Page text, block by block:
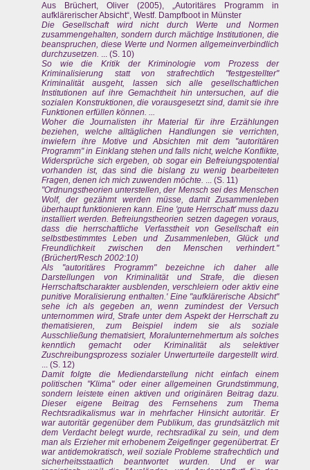
Aus Brüchert, Oliver (2005), „Autoritäres Programm in
aufklärerischer Absicht“, Westf. Dampfboot in Münster
Die Gesellschaft wird nicht durch Werte und Normen
zusammengehalten, sondern durch mächtige Institutionen, die
beanspruchen, diese Werte und Normen allgemeinverbindlich
durchzusetzen. ... (S. 10)
So wie die Kritik der Kriminologie vom Prozess der
Kriminalisierung statt von strafrechtlich "festgestellter"
Kriminalität ausgeht, lassen sich alle gesellschaftlichen
Institutionen auf ihre Gemachtheit hin untersuchen, auf die
sozialen Konstruktionen, die vorausgesetzt sind, damit sie ihre
Funktionen erfüllen können. ...
Woher die Journalisten ihr Material für ihre Erzählungen
beziehen, welche alltäglichen Handlungen sie verrichten,
inwiefern ihre Motive und Absichten mit dem "autoritären
Programm" in Einklang stehen und falls nicht, welche Konflikte,
Widersprüche sich ergeben, ob sogar ein Befreiungspotential
vorhanden ist, das sind die bislang zu wenig bearbeiteten
Fragen, denen ich mich zuwenden möchte. ... (S. 11)
"Ordnungstheorien unterstellen, der Mensch sei des Menschen
Wolf, der gezähmt werden müsse, damit Zusammenleben
überhaupt funktionieren kann. Eine 'gute Herrschaft' muss dazu
installiert werden. Befreiungstheorien setzen dagegen voraus,
dass die herrschaftliche Verfasstheit von Gesellschaft ein
selbstbestimmtes Leben und Zusammenleben, Glück und
Freundlichkeit zwischen den Menschen verhindert."
(Brüchert/Resch 2002:10)
Als "autoritäres Programm" bezeichne ich daher alle
Darstellungen von Kriminalität und Strafe, die diesen
Herrschaftscharakter ausblenden, verschleiern oder aktiv eine
punitive Moralisierung enthalten.' Eine "aufklärerische Absicht"
sehe ich als gegeben an, wenn zumindest der Versuch
unternommen wird, Strafe unter dem Aspekt der Herrschaft zu
thematisieren, zum Beispiel indem sie als soziale
Ausschließung thematisiert, Moralunternehmertum als solches
kenntlich gemacht oder Kriminalität als selektiver
Zuschreibungsprozess sozialer Unwerturteile dargestellt wird.
... (S. 12)
Damit folgte die Mediendarstellung nicht einfach einem
politischen "Klima" oder einer allgemeinen Grundstimmung,
sondern leistete einen aktiven und originären Beitrag dazu.
Dieser eigene Beitrag des Fernsehens zum Thema
Rechtsradikalismus war in mehrfacher Hinsicht autoritär. Er
war autoritär gegenüber dem Publikum, das grundsätzlich mit
dem Verdacht belegt wurde, rechtsradikal zu sein, und dem
man als Erzieher mit erhobenem Zeigefinger gegenübertrat. Er
war antidemokratisch, weil soziale Probleme strafrechtlich und
sicherheitsstaatlich beantwortet wurden. Und er war